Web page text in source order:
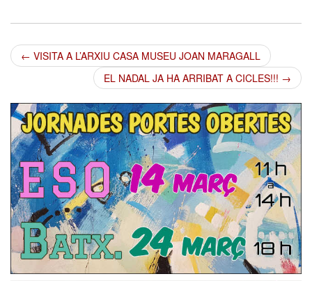
Post navigation
← VISITA A L’ARXIU CASA MUSEU JOAN MARAGALL
EL NADAL JA HA ARRIBAT A CICLES!!! →